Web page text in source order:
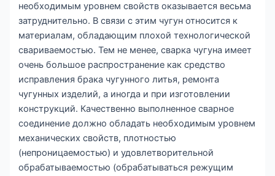
необходимым уровнем свойств оказывается весьма
затруднительно. В связи с этим чугун относится к
материалам, обладающим плохой технологической
свариваемостью. Тем не менее, сварка чугуна имеет
очень большое распространение как средство
исправления брака чугунного литья, ремонта
чугунных изделий, а иногда и при изготовлении
конструкций. Качественно выполненное сварное
соединение должно обладать необходимым уровнем
механических свойств, плотностью
(непроницаемостью) и удовлетворительной
обрабатываемостью (обрабатываться режущим